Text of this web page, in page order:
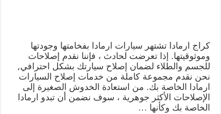
كراج ارمادا تشتهر سيارات ارمادا بفخامتها وجودتها
وموثوقيتها. إذا تعرضت لحادث ، فإننا نقدم إصلاحات
للجسم والطلاء لضمان إصلاح سيارتك بشكل احترافي,
نحن نقدم مجموعة كاملة من خدمات إصلاح السيارات
ارمادا الخاصة بك. من استعادة الخدوش الصغيرة إلى
الإصلاحات الأكثر جوهرية ، سوف نضمن أن تبدو ارمادا
الخاصة بك وكأنها …